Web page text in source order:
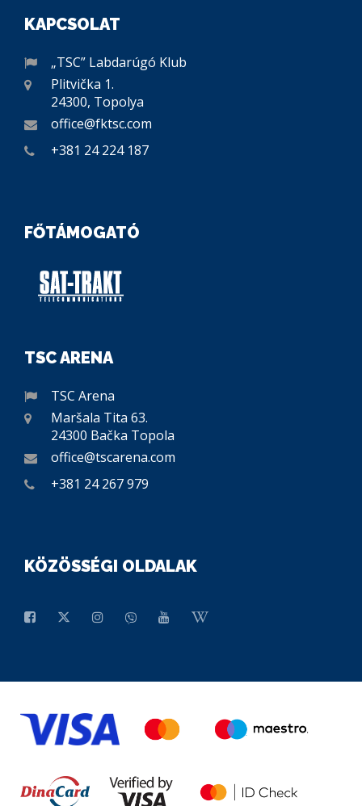
KAPCSOLAT
„TSC” Labdarúgó Klub
Plitvička 1.
24300, Topolya
office@fktsc.com
+381 24 224 187
FŐTÁMOGATÓ
TSC ARENA
TSC Arena
Maršala Tita 63.
24300 Bačka Topola
office@tscarena.com
+381 24 267 979
KÖZÖSSÉGI OLDALAK